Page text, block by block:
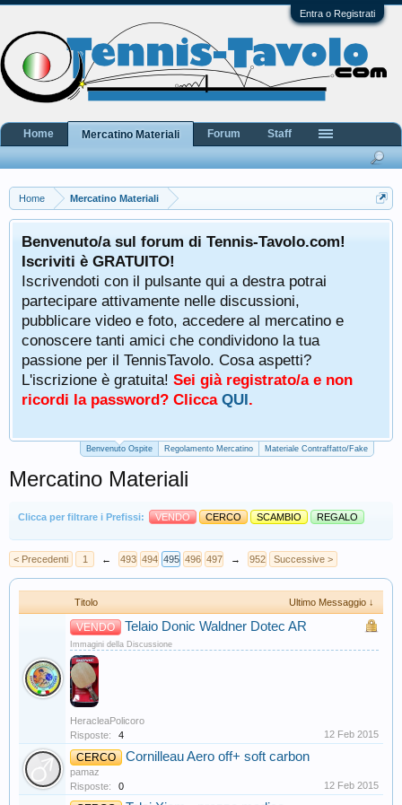
Entra o Registrati
Home Mercatino Materiali
Benvenuto/a sul forum di Tennis-Tavolo.com!
Iscriviti è GRATUITO!
Iscrivendoti con il pulsante qui a destra potrai
partecipare attivamente nelle discussioni,
pubblicare video e foto, accedere al mercatino e
conoscere tanti amici che condividono la tua
passione per il TennisTavolo. Cosa aspetti?
L'iscrizione è gratuita! Sei già registrato/a e non
ricordi la password? Clicca QUI.
Benvenuto Ospite Regolamento Mercatino Materiale Contraffatto/Fake
Mercatino Materiali
Clicca per filtrare i Prefissi: VENDO CERCO SCAMBIO REGALO
< Precedenti 1 ← 493 494 495 496 497 → 952 Successive >
Titolo Ultimo Messaggio ↓
VENDO Telaio Donic Waldner Dotec AR
Immagini della Discussione
HeracleaPolicoro
Risposte:
4 12 Feb 2015
CERCO Cornilleau Aero off+ soft carbon
pamaz
Risposte:
0 12 Feb 2015
Home Mercatino Materiali Forum Staff